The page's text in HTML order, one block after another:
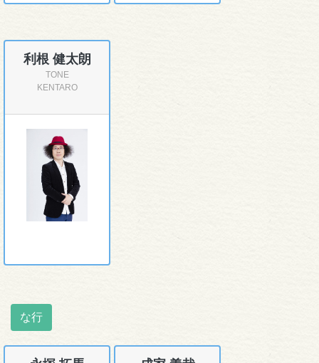
利根 健太朗
TONE
KENTARO
な行